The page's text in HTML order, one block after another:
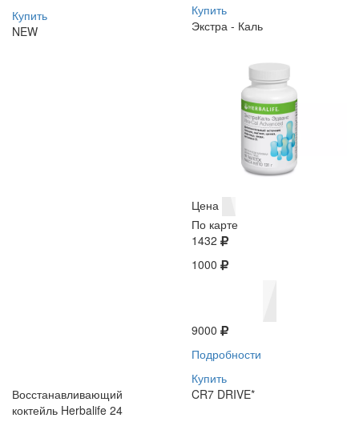
Купить
NEW
Купить
Экстра - Каль
Цена
По карте
1432
1000
9000
Подробности
Купить
Восстанавливающий
коктейль Herbalife 24
CR7 DRIVE*